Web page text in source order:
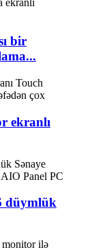
bir
ekranlı
düymlük